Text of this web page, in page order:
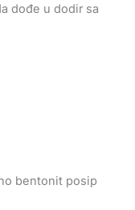
dođe u dodir sa